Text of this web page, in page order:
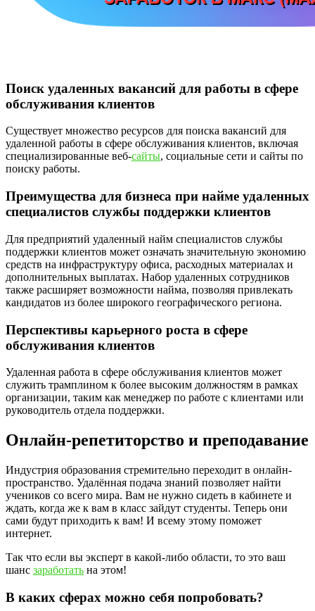
Поиск удаленных вакансий для работы в сфере
обслуживания клиентов
Существует множество ресурсов для поиска вакансий для
удаленной работы в сфере обслуживания клиентов, включая
специализированные веб-сайты, социальные сети и сайты по
поиску работы.
Преимущества для бизнеса при найме удаленных
специалистов службы поддержки клиентов
Для предприятий удаленный найм специалистов службы
поддержки клиентов может означать значительную экономию
средств на инфраструктуру офиса, расходных материалах и
дополнительных выплатах. Набор удаленных сотрудников
также расширяет возможности найма, позволяя привлекать
кандидатов из более широкого географического региона.
Перспективы карьерного роста в сфере
обслуживания клиентов
Удаленная работа в сфере обслуживания клиентов может
служить трамплином к более высоким должностям в рамках
организации, таким как менеджер по работе с клиентами или
руководитель отдела поддержки.
Онлайн-репетиторство и преподавание
Индустрия образования стремительно переходит в онлайн-
пространство. Удалённая подача знаний позволяет найти
учеников со всего мира. Вам не нужно сидеть в кабинете и
ждать, когда же к вам в класс зайдут студенты. Теперь они
сами будут приходить к вам! И всему этому поможет
интернет.
Так что если вы эксперт в какой-либо области, то это ваш
шанс заработать на этом!
В каких сферах можно себя попробовать?